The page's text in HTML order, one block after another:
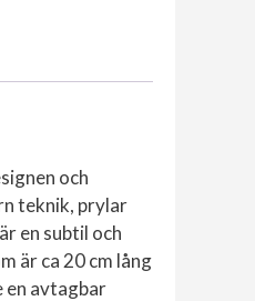
och
teknik, prylar
en subtil och
är ca 20 cm lång
en avtagbar